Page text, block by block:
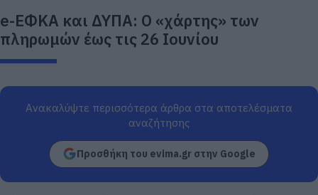
e-ΕΦΚΑ και ΔΥΠΑ: Ο «χάρτης» των
πληρωμών έως τις 26 Ιουνίου
Ανακαλύψτε περισσότερα άρθρα στα αποτελέσματα
αναζήτησης
Προσθήκη του evima.gr στην Google